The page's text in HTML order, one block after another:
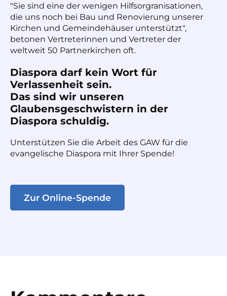
"Sie sind eine der wenigen Hilfsorgranisationen,
die uns noch bei Bau und Renovierung unserer
Kirchen und Gemeindehäuser unterstützt",
betonen Vertreterinnen und Vertreter der
weltweit 50 Partnerkirchen oft.
Diaspora darf kein Wort für
Verlassenheit sein.
Das sind wir unseren
Glaubensgeschwistern in der
Diaspora schuldig.
Unterstützen Sie die Arbeit des GAW für die
evangelische Diaspora mit Ihrer Spende!
Zur Online-Spende